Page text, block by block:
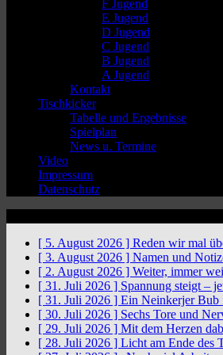
F Jugend
E Jugend
D Jugend
C Jugend
B Jugend
A Jugend
Kontakt
Tischkicker
Tabelle und Ergebnisse
Spielplan
News u. Termine
Video
Impressum
Datenschutz
[ 5. August 2026 ] Reden wir mal
[ 3. August 2026 ] Namen und
[ 2. August 2026 ] Weiter, immer
[ 31. Juli 2026 ] Spannung steigt –
[ 31. Juli 2026 ] Ein Neinkerjer Bub
[ 30. Juli 2026 ] Sechs Tore und
[ 29. Juli 2026 ] Mit dem Herzen
[ 28. Juli 2026 ] Licht am Ende des